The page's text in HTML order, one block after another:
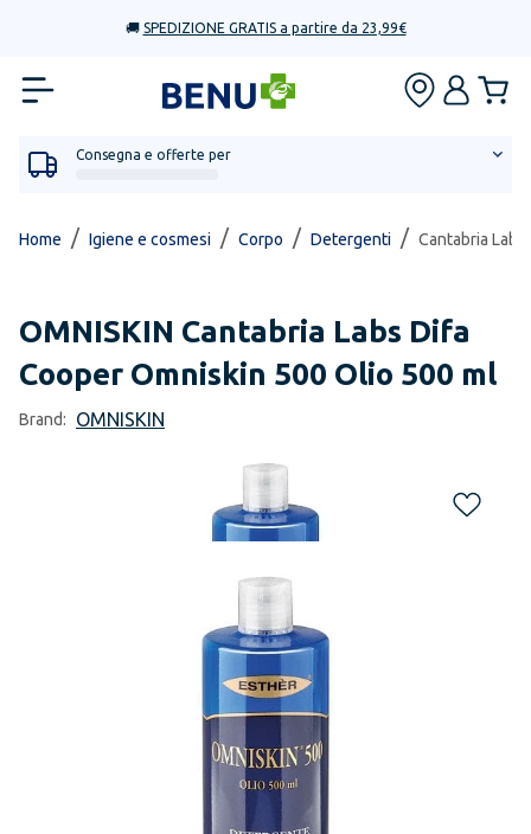
🚚 SPEDIZIONE GRATIS a partire da 23,99€
Consegna e offerte per
Home / Igiene e cosmesi / Corpo / Detergenti / Cantabria
OMNISKIN Cantabria Labs Difa
Cooper Omniskin 500 Olio 500 ml
Brand: OMNISKIN